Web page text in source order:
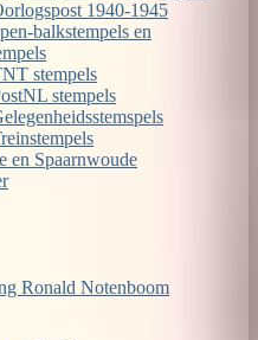
1940-1945
balkstempels en
stempels
stempels
en Spaarnwoude
Ronald Notenboom